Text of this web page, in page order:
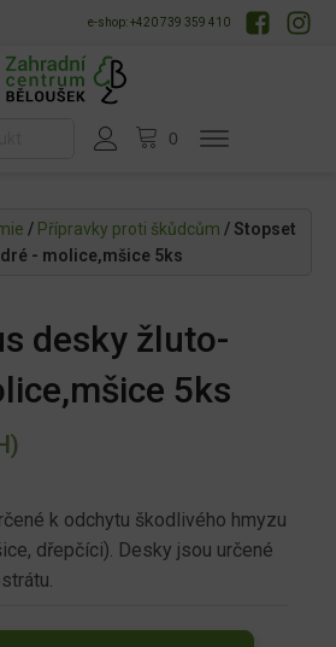
e-shop: +420 739 359 410
/ Přípravky proti škůdcům / Stopset
- molice,mšice 5ks
desky žluto-
5ks
k odchytu škodlivého hmyzu
dřepčíci). Desky jsou určené